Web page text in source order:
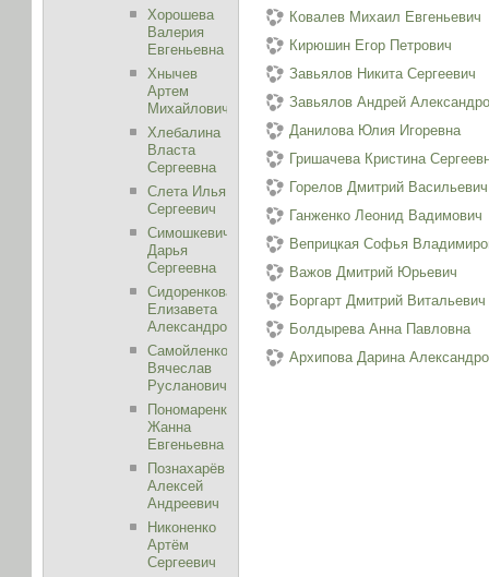
Ковалев Михаил Евгеньевич
Кирюшин Егор Петрович
Завьялов Никита Сергеевич
Завьялов Андрей
Данилова Юлия Игоревна
Гришачева Кристина
Горелов Дмитрий Васильевич
Ганженко Леонид Вадимович
Веприцкая Софья
Важов Дмитрий Юрьевич
Боргарт Дмитрий Витальевич
Болдырева Анна Павловна
Архипова Дарина
Хорошева
Валерия
Евгеньевна
Хнычев
Артем
Михайлович
Хлебалина
Власта
Сергеевна
Слета Илья
Сергеевич
Симошкевич
Дарья
Сергеевна
Сидоренкова
Елизавета
Александровна
Самойленко
Вячеслав
Русланович
Пономаренко
Жанна
Евгеньевна
Познахарёв
Алексей
Андреевич
Никоненко
Артём
Сергеевич